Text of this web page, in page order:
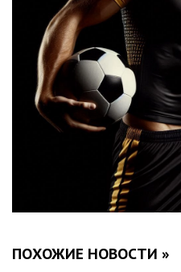
ПОХОЖИЕ НОВОСТИ »